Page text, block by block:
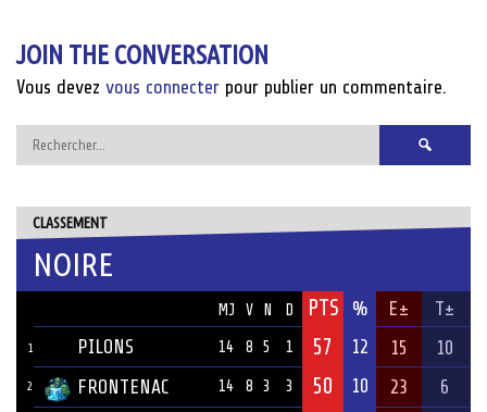
JOIN THE CONVERSATION
Vous devez vous connecter pour publier un commentaire.
Rechercher :
CLASSEMENT
NOIRE
MJ V N D PTS % E± T±
1 PILONS 14 8 5 1 57 12 15 10
2 FRONTENAC 14 8 3 3 50 10 23 6